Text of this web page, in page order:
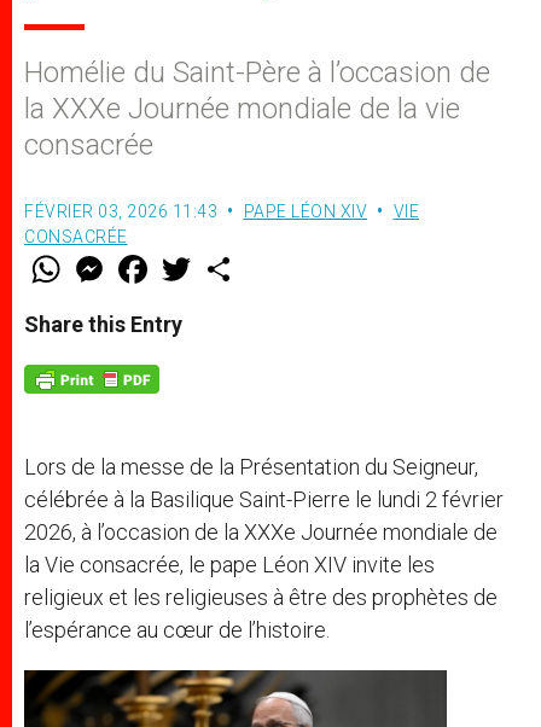
Homélie du Saint-Père à l’occasion de
la XXXe Journée mondiale de la vie
consacrée
FÉVRIER 03, 2026 11:43 PAPE LÉON XIV
VIE
CONSACRÉE
W
t
s
p
p
M
e
s
e
g
e
F
a
e
b
o
k
w
Share this Entry
Lors de la messe de la Présentation du Seigneur,
célébrée à la Basilique Saint-Pierre le lundi 2 février
2026, à l’occasion de la XXXe Journée mondiale de
la Vie consacrée, le pape Léon XIV invite les
religieux et les religieuses à être des prophètes de
l’espérance au cœur de l’histoire.